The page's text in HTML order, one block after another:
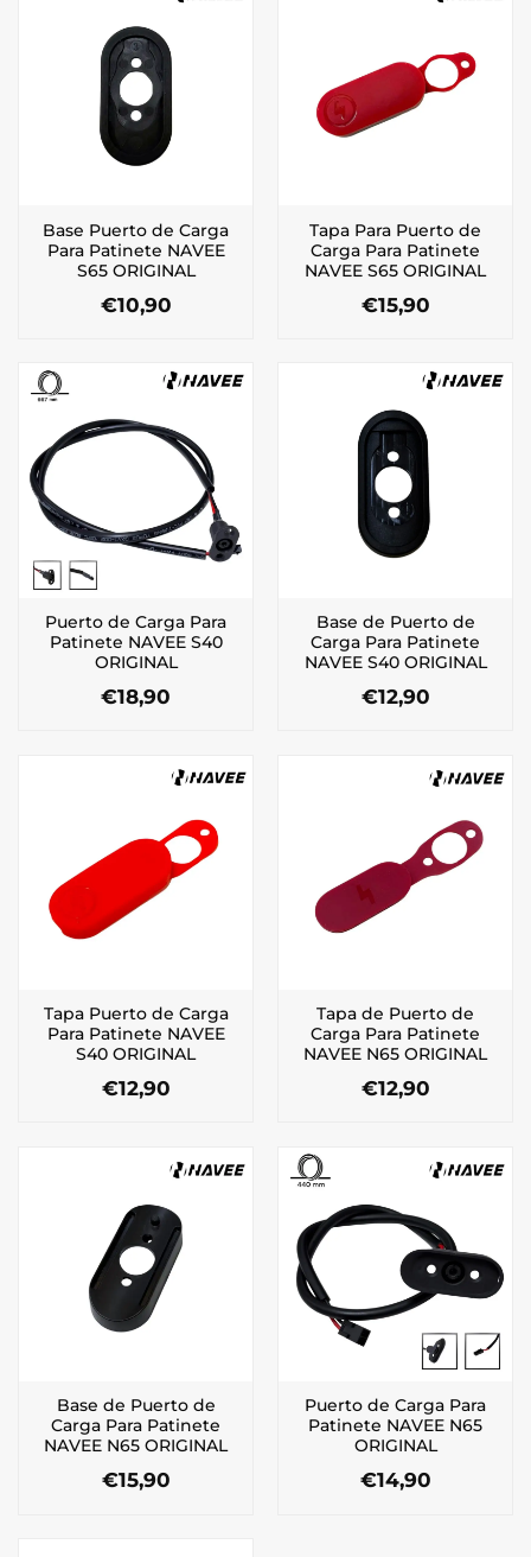
Base Puerto de Carga
Para Patinete NAVEE
S65 ORIGINAL
€10,90
Tapa Para Puerto de
Carga Para Patinete
NAVEE S65 ORIGINAL
€15,90
Puerto de Carga Para
Patinete NAVEE S40
ORIGINAL
€18,90
Base de Puerto de
Carga Para Patinete
NAVEE S40 ORIGINAL
€12,90
Tapa Puerto de Carga
Para Patinete NAVEE
S40 ORIGINAL
€12,90
Tapa de Puerto de
Carga Para Patinete
NAVEE N65 ORIGINAL
€12,90
Base de Puerto de
Carga Para Patinete
NAVEE N65 ORIGINAL
€15,90
Puerto de Carga Para
Patinete NAVEE N65
ORIGINAL
€14,90